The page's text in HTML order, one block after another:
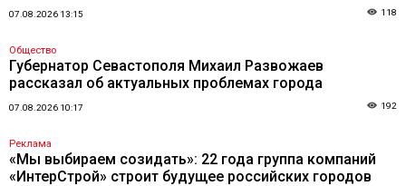
07.08.2026 13:15 118
Общество
Губернатор Севастополя Михаил Развожаев
рассказал об актуальных проблемах города
07.08.2026 10:17 192
Реклама
«Мы выбираем созидать»: 22 года группа компаний
«ИнтерСтрой» строит будущее российских городов